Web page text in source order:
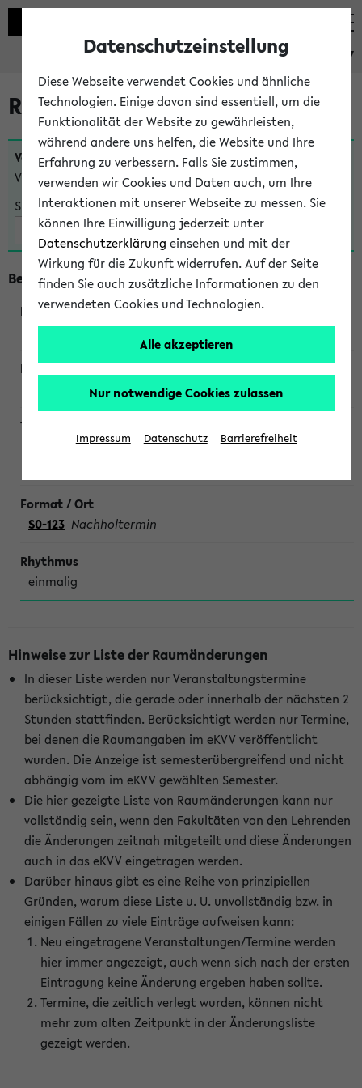
eKVV
Raumänderungen
Veranstaltungen , bei denen sich nach dem24.07.2026
Veranstaltungsorte geändert haben:
Suche:
Beginn um 16 Uhr
291013
Im Examen läuft es nicht. Wie mache ich es besser?
S0-123 Nachholtermin
einmalig
Hinweise zur Liste der Raumänderungen
In dieser Liste werden nur Veranstaltungstermine
berücksichtigt, die gerade oder innerhalb der nächsten 2
Stunden stattfinden. Berücksichtigt werden nur Termine,
bei denen die Raumangaben im eKVV veröffentlicht
wurden. Die Anzeige ist semesterübergreifend und nicht
abhängig vom im eKVV gewählten Semester.
Die hier gezeigte Liste von Raumänderungen kann nur
vollständig sein, wenn den Fakultäten von den Lehrenden
die Änderungen zeitnah mitgeteilt und diese Änderungen
auch in das eKVV eingetragen werden.
Darüber hinaus gibt es eine Reihe von prinzipiellen
Gründen, warum diese Liste u. U. unvollständig bzw. in
einigen Fällen zu viele Einträge aufweisen kann:
Neu eingetragene Veranstaltungen/Termine werden
hier immer angezeigt, auch wenn sich nach der ersten
Eintragung keine Änderung ergeben haben sollte.
Termine, die zeitlich verlegt wurden, können nicht
mehr zum alten Zeitpunkt in der Änderungsliste
gezeigt werden.
Datenschutzeinstellung
Diese Webseite verwendet Cookies und ähnliche
Technologien. Einige davon sind essentiell, um die
Funktionalität der Website zu gewährleisten,
während andere uns helfen, die Website und Ihre
Erfahrung zu verbessern. Falls Sie zustimmen,
verwenden wir Cookies und Daten auch, um Ihre
Interaktionen mit unserer Webseite zu messen. Sie
können Ihre Einwilligung jederzeit unter
Datenschutzerklärung einsehen und mit der
Wirkung für die Zukunft widerrufen. Auf der Seite
finden Sie auch zusätzliche Informationen zu den
verwendeten Cookies und Technologien.
Alle akzeptieren
Nur notwendige Cookies zulassen
Impressum Datenschutz Barrierefreiheit